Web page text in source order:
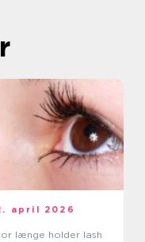
april 2026
længe holder lash